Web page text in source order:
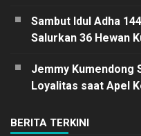
Sambut Idul Adha
Salurkan 36 Hewan
Jemmy Kumendong
Loyalitas saat Apel
BERITA TERKINI